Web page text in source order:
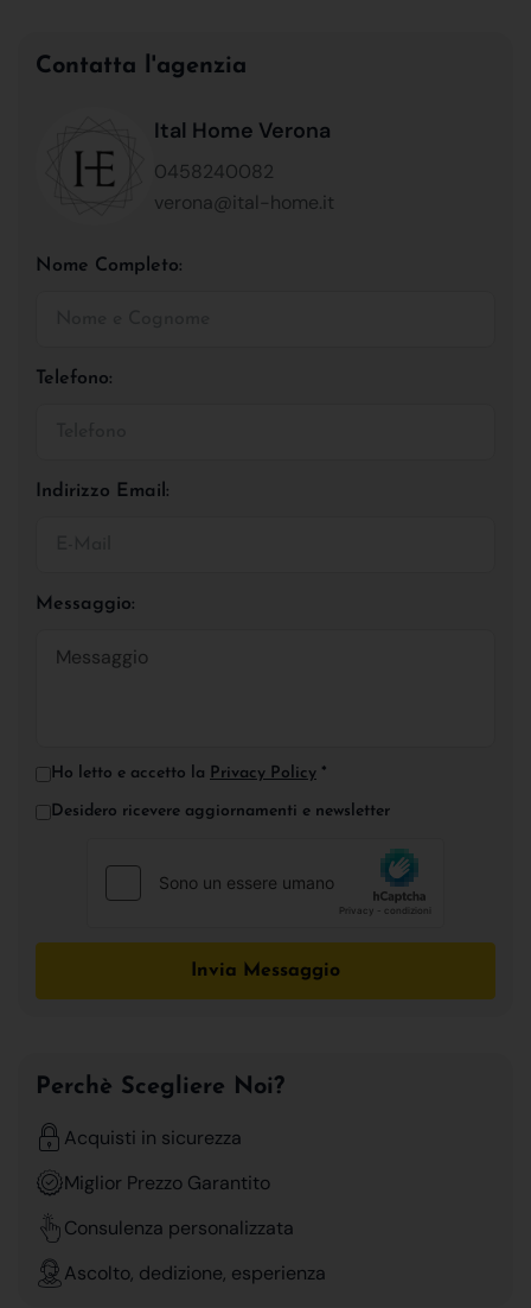
Contatta l'agenzia
Ital Home Verona
0458240082
verona@ital-home.it
Nome Completo:
Telefono:
Indirizzo Email:
Messaggio:
Ho letto e accetto la Privacy Policy *
Desidero ricevere aggiornamenti e newsletter
Invia Messaggio
Perchè Scegliere Noi?
Acquisti in sicurezza
Miglior Prezzo Garantito
Consulenza personalizzata
Ascolto, dedizione, esperienza